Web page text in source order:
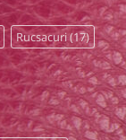
Rucsacuri(17)